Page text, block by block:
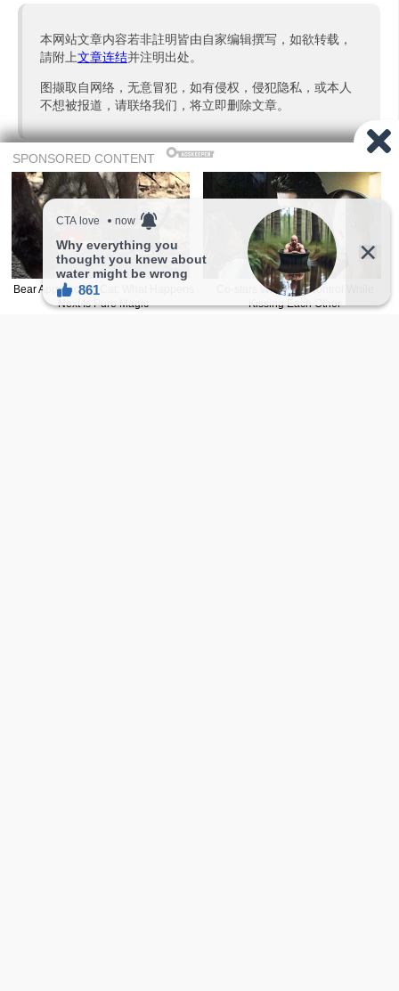
本网站文章内容若非註明皆由自家编辑撰写，如欲转载，
請附上文章连结并注明出处。
图撷取自网络，无意冒犯，如有侵权，侵犯隐私，或本人
不想被报道，请联络我们，将立即删除文章。
广告